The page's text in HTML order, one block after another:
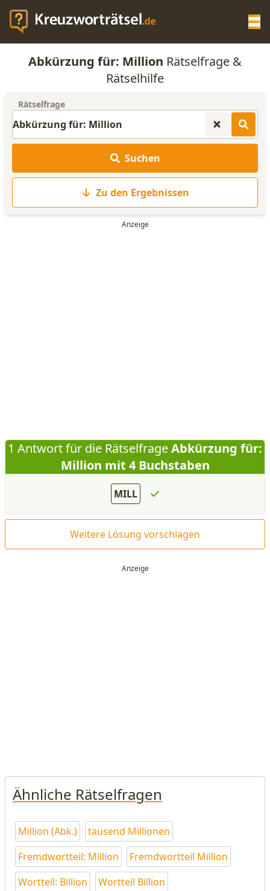
KREUZWORTRÄTSEL-HILFE
ANAGRAMM-GENERATOR
WORTLISTE
Abkürzung für: Million Rätselfrage &
Rätselhilfe
Rätselfrage
Suchen
Zu den Ergebnissen
1 Antwort für die RätselfrageAbkürzung für:
Million mit 4 Buchstaben
MILL
Weitere Lösung vorschlagen
Ähnliche Rätselfragen
Million (Abk.)
tausend Millionen
Fremdwortteil: Million
Fremdwortteil Million
Wortteil: Billion
Wortteil Billion